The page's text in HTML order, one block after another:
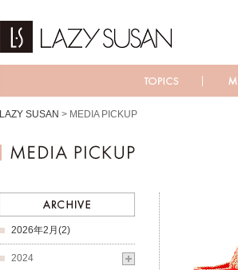
LAZY SUSAN > MEDIA PICKUP
2026年2月(2)
2024